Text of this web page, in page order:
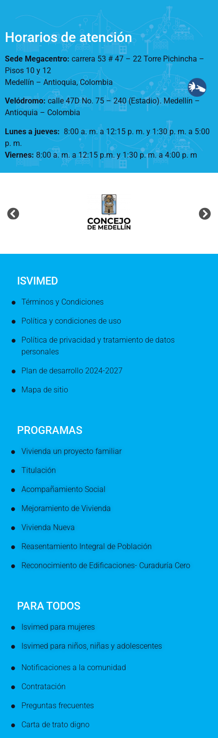
Horarios de atención
Sede Megacentro: carrera 53 # 47 – 22 Torre Pichincha –
Pisos 10 y 12
Medellín – Antioquia, Colombia
Velódromo: calle 47D No. 75 – 240 (Estadio). Medellín –
Antioquia – Colombia
Lunes a jueves: 8:00 a. m. a 12:15 p. m. y 1:30 p. m. a 5:00
p. m.
Viernes:8:00 a. m. a 12:15 p.m. y 1:30 p. m. a 4:00 p. m
ISVIMED
Términos y Condiciones
Política y condiciones de uso
Política de privacidad y tratamiento de datos
personales
Plan de desarrollo 2024-2027
Mapa de sitio
PROGRAMAS
Vivienda un proyecto familiar
Titulación
Acompañamiento Social
Mejoramiento de Vivienda
Vivienda Nueva
Reasentamiento Integral de Población
Reconocimiento de Edificaciones- Curaduría Cero
PARA TODOS
Isvimed para mujeres
Isvimed para niños, niñas y adolescentes
Notificaciones a la comunidad
Contratación
Preguntas frecuentes
Carta de trato digno